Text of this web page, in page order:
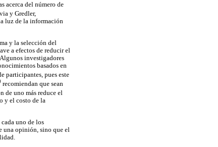
acerca del número de
y Gredler,
luz de la información
y la selección del
a efectos de reducir el
investigadores
basados en
participantes, pues este
recomiendan que sean
de uno más reduce el
y el costo de la
uno de los
una opinión, sino que el